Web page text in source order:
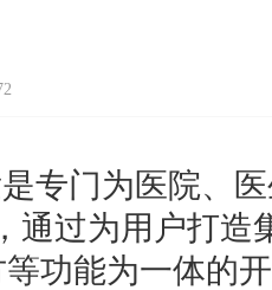
专门为医院、
通过为用户打
功能为一体的